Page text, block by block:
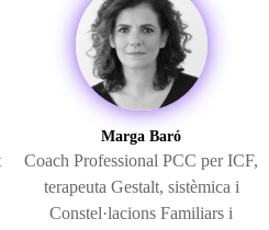
Marga Baró
Coach Professional PCC per ICF,
terapeuta Gestalt, sistèmica i
Constel·lacions Familiars i